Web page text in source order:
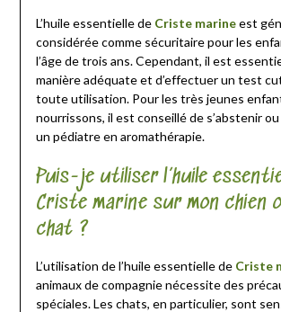
L’huile essentielle de Criste marineest
considérée comme sécuritaire pour les
l’âge de trois ans. Cependant, il est
manière adéquate et d’effectuer un test
toute utilisation. Pour les très jeunes
nourrissons, il est conseillé de s’abstenir
un pédiatre en aromathérapie.
Puis-je utiliser l’huile
Criste marine sur mon chien
chat ?
L’utilisation de l’huile essentielle de Criste
animaux de compagnie nécessite des
spéciales. Les chats, en particulier, sont